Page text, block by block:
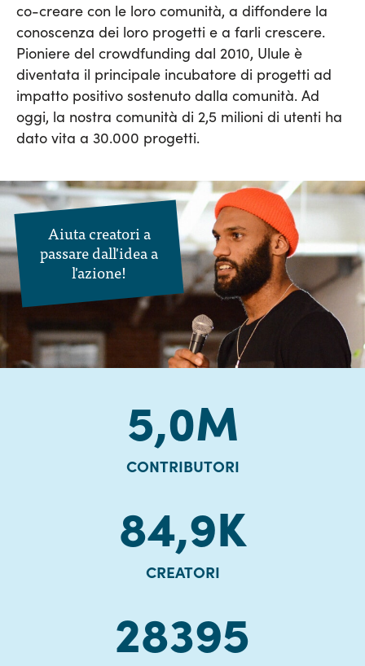
co-creare con le loro comunità, a diffondere la
conoscenza dei loro progetti e a farli crescere.
Pioniere del crowdfunding dal 2010, Ulule è
diventata il principale incubatore di progetti ad
impatto positivo sostenuto dalla comunità. Ad
oggi, la nostra comunità di 2,5 milioni di utenti ha
dato vita a 30.000 progetti.
Aiuta creatori a
passare dall'idea a
l'azione!
5,0M
CONTRIBUTORI
84,9K
CREATORI
28395